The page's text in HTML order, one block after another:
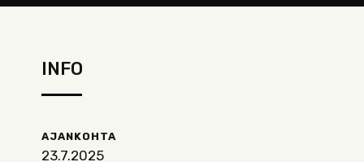
INFO
AJANKOHTA
23.7.2025